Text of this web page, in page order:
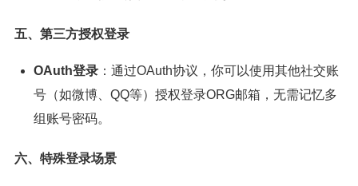
五、第三方授权登录
OAuth登录 ：通过OAuth协议，你可以使用其他社交账
号（如微博、QQ等）授权登录ORG邮箱，无需记忆多
组账号密码。
六、特殊登录场景